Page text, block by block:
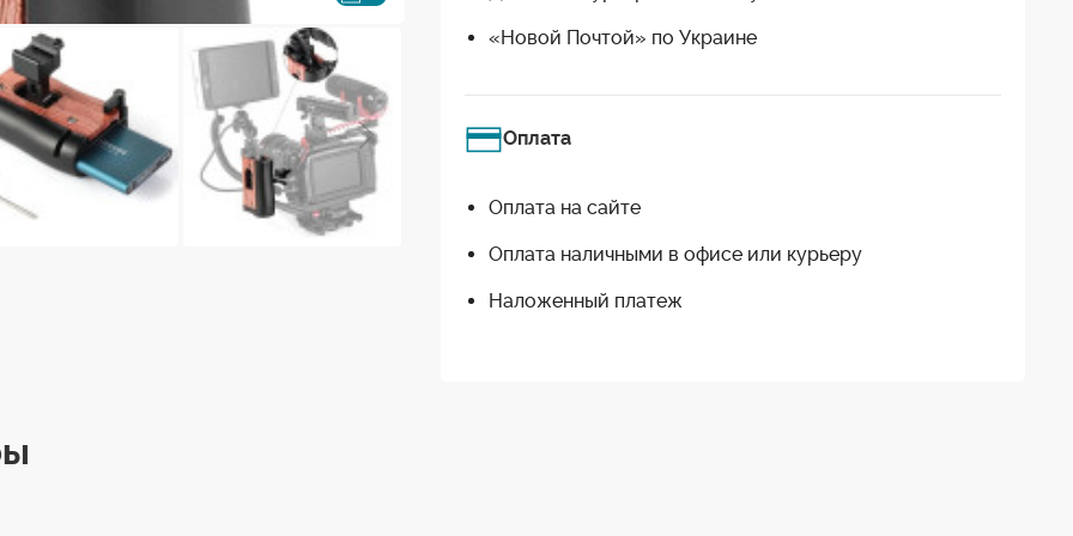
«Новой Почтой» по Украине
Оплата
Оплата на сайте
Оплата наличными в офисе или курьеру
Наложенный платеж